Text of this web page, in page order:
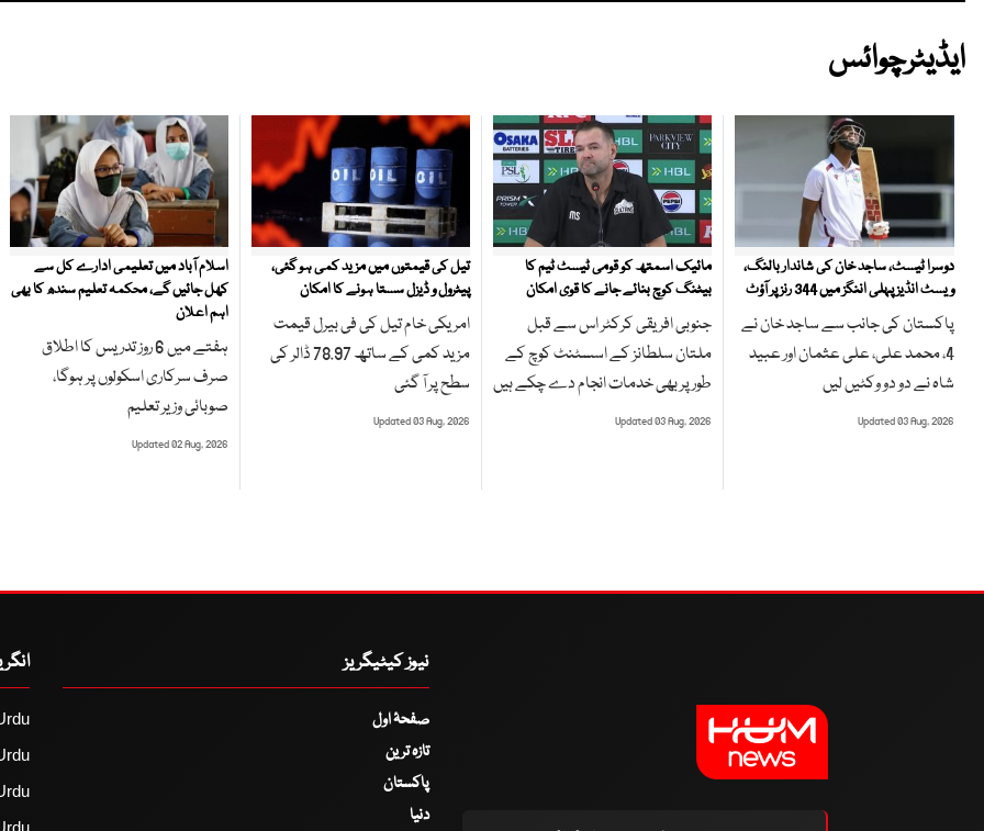
ایڈیٹرچوائس
دوسرا ٹیسٹ، ساجد خان کی شاندار بالنگ،
ویسٹ انڈیز پہلی اننگز میں 344 رنز پر آؤٹ
پاکستان کی جانب سے ساجد خان نے
4، محمد علی، علی عثمان اور عبید
شاہ نے دو دو وکٹیں لیں
Updated 03 Aug, 2026
مائیک اسمتھ کو قومی ٹیسٹ ٹیم کا
بیٹنگ کوچ بنائے جانے کا قوی امکان
جنوبی افریقی کرکٹر اس سے قبل
ملتان سلطانز کے اسسٹنٹ کوچ کے
طور پر بھی خدمات انجام دے چکے ہیں
Updated 03 Aug, 2026
تیل کی قیمتوں میں مزید کمی ہو گئی،
پیٹرول و ڈیزل سستا ہونے کا امکان
امریکی خام تیل کی فی بیرل قیمت
مزید کمی کے ساتھ 78.97 ڈالر کی
سطح پر آ گئی
Updated 03 Aug, 2026
اسلام آباد میں تعلیمی ادارے کل سے
کھل جائیں گے، محکمہ تعلیم سندھ کا بھی
اہم اعلان
ہفتے میں 6 روز تدریس کا اطلاق
صرف سرکاری اسکولوں پر ہوگا،
صوبائی وزیر تعلیم
Updated 02 Aug, 2026
نیوز کیٹیگریز
صفحۂ اول
تازہ ترین
پاکستان
دنیا